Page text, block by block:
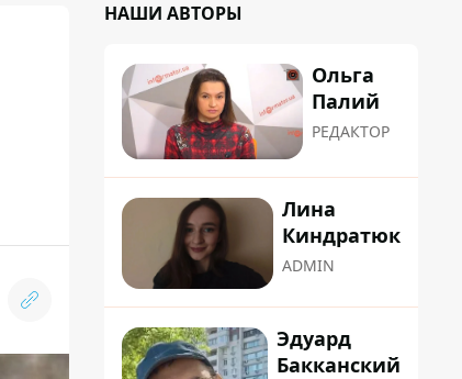
НАШИ АВТОРЫ
Ольга
Палий
РЕДАКТОР
Лина
Киндратюк
ADMIN
Эдуард
Бакканский